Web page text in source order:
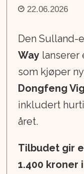
22.06.2026
Den Sulland-
Way lanserer
som kjøper ny
Dongfeng
inkludert
året.
Tilbudet gir
1.400 kroner